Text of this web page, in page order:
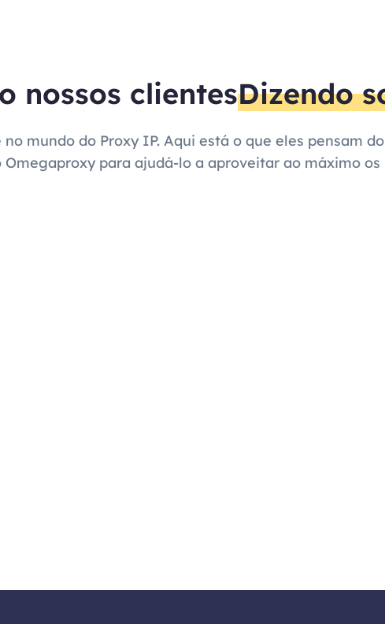
nossos clientesDizendo
mundo do Proxy IP. Aqui está o que eles pensam
para ajudá-lo a aproveitar ao máximo